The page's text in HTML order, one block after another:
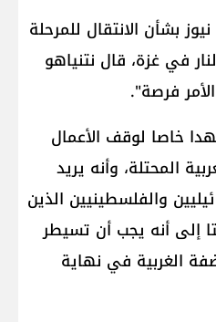
بشأن الانتقال للمرحلة
في غزة، قال نتنياهو
فرصة".
خاصا لوقف الأعمال
المحتلة، وأنه يريد
والفلسطينيين الذين
إلى أنه يجب أن تسيطر
الغربية في نهاية